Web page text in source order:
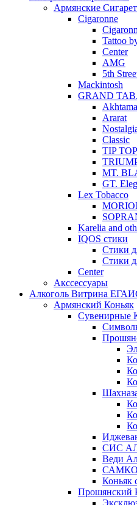
Армянские
Cigaronne
Tattoo
Center
AMG
5th
Mackintosh
GRAND
Ararat
Classic
TIP TOP
MT.
GT.
Lex Tobacco
Karelia and
IQOS стики
Стики
Стики
Сenter
Акссессуары
Алкоголь Витрина
Армянский Коньяк
Сувенирные
СИС
Веди
Коньяк
Прошянский